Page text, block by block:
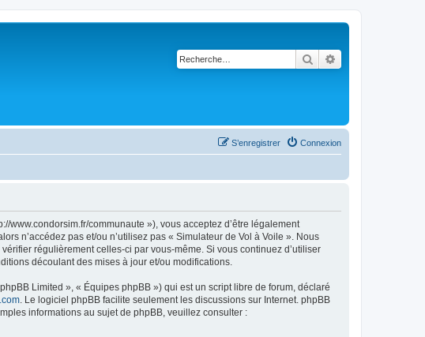
Rechercher
Connexion
S’enregistrer
www.condorsim.fr/communaute »), vous acceptez d’être légalement
n’accédez pas et/ou n’utilisez pas « Simulateur de Vol à Voile ». Nous
régulièrement celles-ci par vous-même. Si vous continuez d’utiliser
découlant des mises à jour et/ou modifications.
Limited », « Équipes phpBB ») qui est un script libre de forum, déclaré
. Le logiciel phpBB facilite seulement les discussions sur Internet. phpBB
informations au sujet de phpBB, veuillez consulter :